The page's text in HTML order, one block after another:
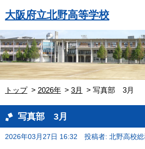
大阪府立北野高等学校
トップ 2026年 3月 写真部 3月
写真部 3月
2026年03月27日 16:32 投稿者: 北野高校